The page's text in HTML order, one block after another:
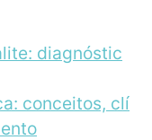
diagnóstic
conceitos, clí